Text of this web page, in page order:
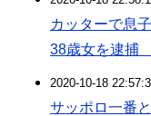
カッターで息
38歳女を逮捕
2020-10-18
サッポロ一番